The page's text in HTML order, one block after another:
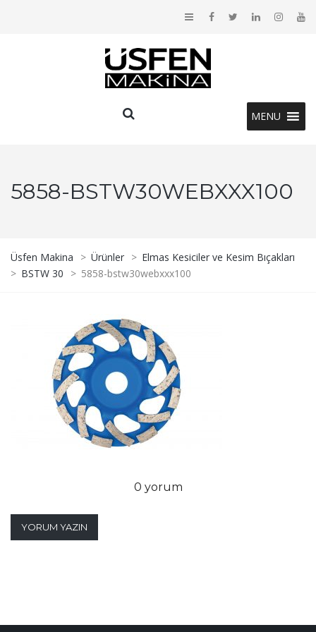
MENU
5858-BSTW30WEBXXX100
Üsfen Makina > Ürünler > Elmas Kesiciler ve Kesim Bıçakları
> BSTW 30 > 5858-bstw30webxxx100
0 yorum
YORUM YAZIN